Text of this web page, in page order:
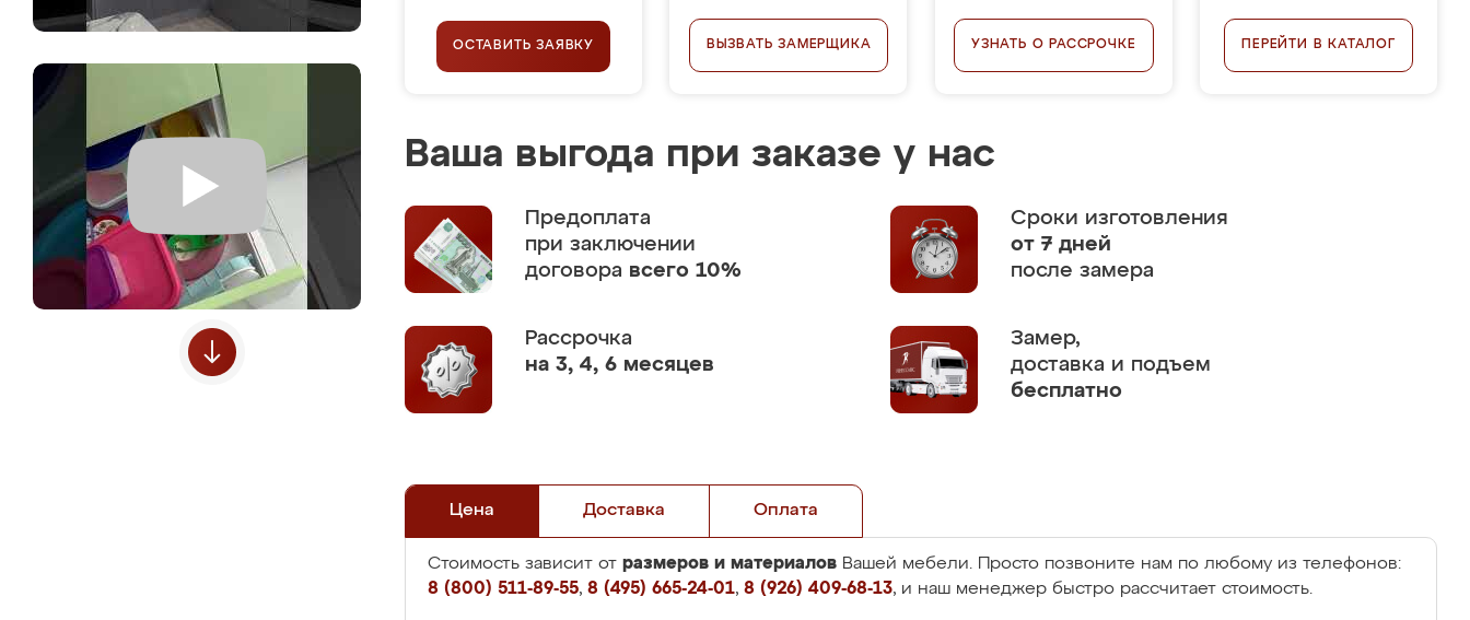
ОСТАВИТЬ ЗАЯВКУ ВЫЗВАТЬ ЗАМЕРЩИКА УЗНАТЬ О РАССРОЧКЕ ПЕРЕЙТИ В КАТАЛОГ
Ваша выгода при заказе у нас
Предоплата
при заключении
договора всего 10%
Сроки изготовления
от 7 дней
после замера
Рассрочка
на 3, 4, 6 месяцев
Замер,
доставка и подъем
бесплатно
Цена Доставка Оплата
Стоимость зависит от размеров и материалов Вашей мебели. Просто позвоните нам по любому из телефонов:
8 (800) 511-89-55, 8 (495) 665-24-01, 8 (926) 409-68-13, и наш менеджер быстро рассчитает стоимость.